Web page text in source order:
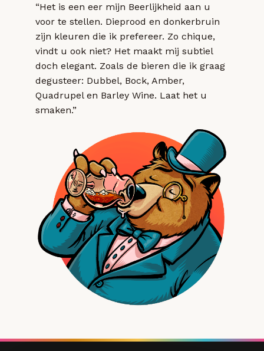
“Het is een eer mijn Beerlijkheid aan u
voor te stellen. Dieprood en donkerbruin
zijn kleuren die ik prefereer. Zo chique,
vindt u ook niet? Het maakt mij subtiel
doch elegant. Zoals de bieren die ik graag
degusteer: Dubbel, Bock, Amber,
Quadrupel en Barley Wine. Laat het u
smaken.”